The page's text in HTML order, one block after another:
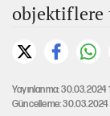
objektiflere
Yayınlanma: 30.03.2024
Güncelleme: 30.03.2024